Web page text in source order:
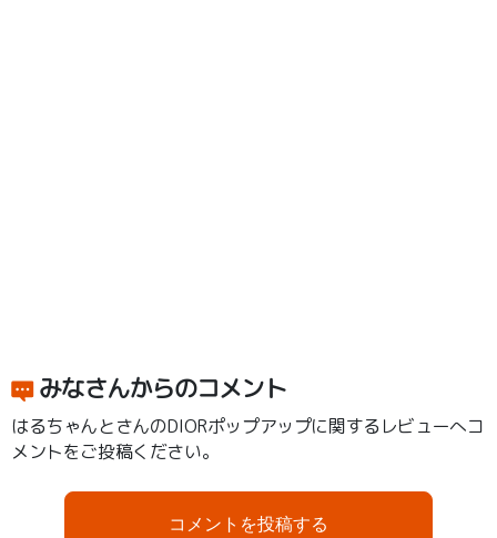
みなさんからのコメント
はるちゃんとさんのDIORポップアップに関するレビューへコ
メントをご投稿ください。
コメントを投稿する